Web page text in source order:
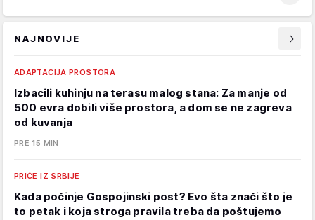
NAJNOVIJE
ADAPTACIJA PROSTORA
Izbacili kuhinju na terasu malog stana: Za manje od
500 evra dobili više prostora, a dom se ne zagreva
od kuvanja
PRE 15 MIN
PRIČE IZ SRBIJE
Kada počinje Gospojinski post? Evo šta znači što je
to petak i koja stroga pravila treba da poštujemo